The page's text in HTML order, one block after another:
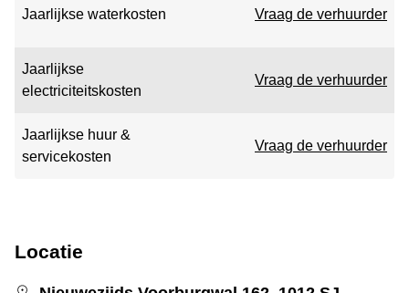
Jaarlijkse waterkosten Vraag de verhuurder
Jaarlijkse
electriciteitskosten
Vraag de verhuurder
Jaarlijkse huur &
servicekosten
Vraag de verhuurder
Locatie